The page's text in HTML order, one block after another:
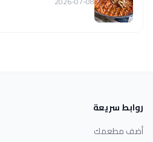
روابط سريعة
أضف مطعمك